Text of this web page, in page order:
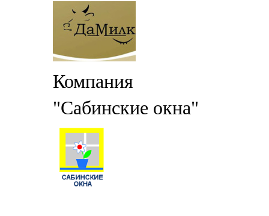
Компания
"Сабинские окна"